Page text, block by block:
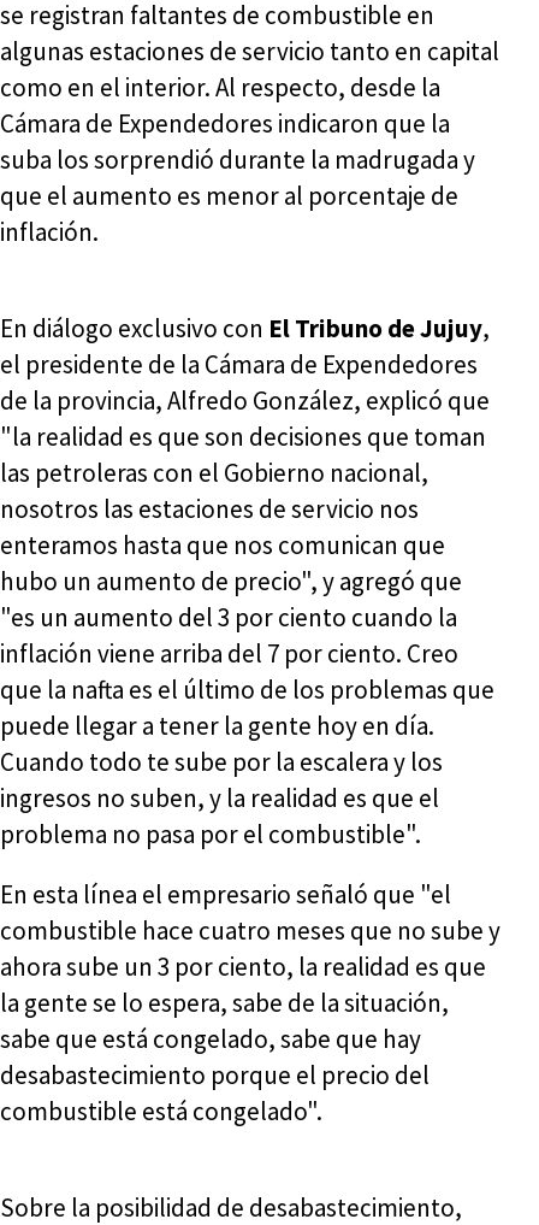
se registran faltantes de combustible en
algunas estaciones de servicio tanto en capital
como en el interior. Al respecto, desde la
Cámara de Expendedores indicaron que la
suba los sorprendió durante la madrugada y
que el aumento es menor al porcentaje de
inflación.
En diálogo exclusivo con El Tribuno de Jujuy,
el presidente de la Cámara de Expendedores
de la provincia, Alfredo González, explicó que
"la realidad es que son decisiones que toman
las petroleras con el Gobierno nacional,
nosotros las estaciones de servicio nos
enteramos hasta que nos comunican que
hubo un aumento de precio", y agregó que
"es un aumento del 3 por ciento cuando la
inflación viene arriba del 7 por ciento. Creo
que la nafta es el último de los problemas que
puede llegar a tener la gente hoy en día.
Cuando todo te sube por la escalera y los
ingresos no suben, y la realidad es que el
problema no pasa por el combustible".
En esta línea el empresario señaló que "el
combustible hace cuatro meses que no sube y
ahora sube un 3 por ciento, la realidad es que
la gente se lo espera, sabe de la situación,
sabe que está congelado, sabe que hay
desabastecimiento porque el precio del
combustible está congelado".
Sobre la posibilidad de desabastecimiento,